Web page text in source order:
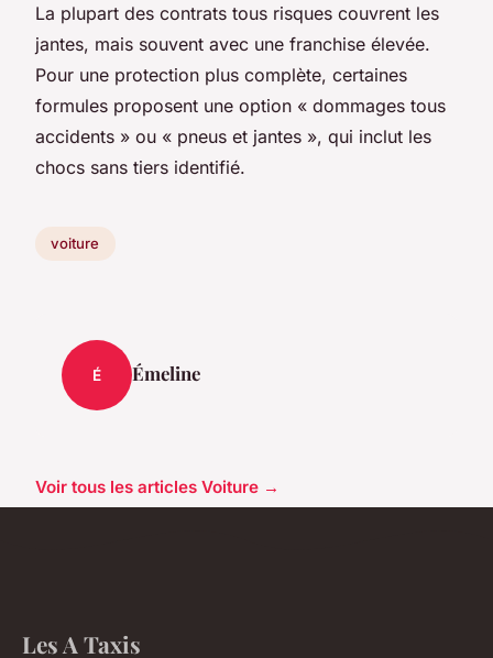
La plupart des contrats tous risques couvrent les
jantes, mais souvent avec une franchise élevée.
Pour une protection plus complète, certaines
formules proposent une option « dommages tous
accidents » ou « pneus et jantes », qui inclut les
chocs sans tiers identifié.
voiture
É Émeline
Voir tous les articles Voiture →
Les A Taxis